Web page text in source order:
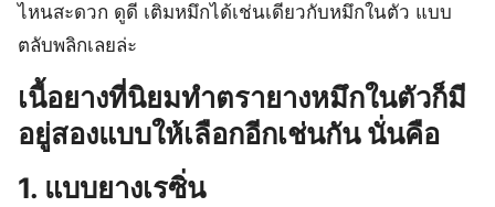
ไหนสะดวก ดูดี เติมหมึกได้เช่นเดียวกับหมึกในตัว แบบ
ตลับพลิกเลยล่ะ
เนื้อยางที่นิยมทำตรายางหมึกในตัวก็มี
อยู่สองแบบให้เลือกอีกเช่นกัน​ นั่นคือ​
1. แบบยางเรซิ่น​